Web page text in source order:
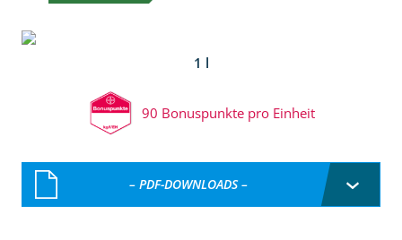
1 l
90 Bonuspunkte pro Einheit
– PDF-DOWNLOADS –